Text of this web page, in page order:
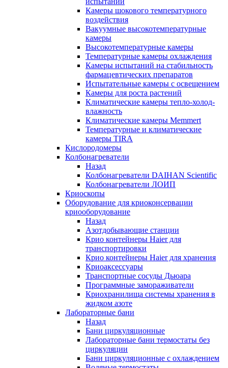
Камеры шокового температурного
воздействия
Вакуумные высокотемпературные
камеры
Высокотемпературные камеры
Температурные камеры охлаждения
Камеры испытаний на стабильность
фармацевтических препаратов
Испытательные камеры с освещением
Камеры для роста растений
Климатические камеры тепло-холод-
влажность
Климатические камеры Memmert
Температурные и климатические
камеры TIRA
Кислородомеры
Колбонагреватели
Назад
Колбонагреватели DAIHAN Scientific
Колбонагреватели ЛОИП
Криоскопы
Оборудование для криоконсервации
криооборудование
Назад
Азотдобывающие станции
Крио контейнеры Haier для
транспортировки
Крио контейнеры Haier для хранения
Криоаксессуары
Транспортные сосуды Дьюара
Программные замораживатели
Криохранилища системы хранения в
жидком азоте
Лабораторные бани
Назад
Бани циркуляционные
Лабораторные бани термостаты без
циркуляции
Бани циркуляционные с охлаждением